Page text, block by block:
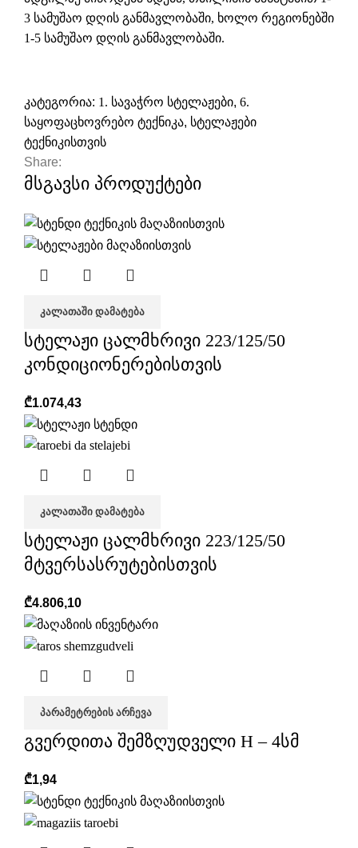
3 სამუშაო დღის განმავლობაში, ხოლო რეგიონებში
1-5 სამუშაო დღის განმავლობაში.
კატეგორია: 1. სავაჭრო სტელაჟები, 6.
საყოფაცხოვრებო ტექნიკა, სტელაჟები
ტექნიკისთვის
Share:
მსგავსი პროდუქტები
ᲙᲐᲚᲐᲗᲐᲨᲘ ᲓᲐᲛᲐᲢᲔᲑᲐ
სტელაჟი ცალმხრივი 223/125/50
კონდიციონერებისთვის
₾1.074,43
ᲙᲐᲚᲐᲗᲐᲨᲘ ᲓᲐᲛᲐᲢᲔᲑᲐ
სტელაჟი ცალმხრივი 223/125/50
მტვერსასრუტებისთვის
₾4.806,10
ᲞᲐᲠᲐᲛᲔᲢᲠᲔᲑᲘᲡ ᲐᲠᲩᲔᲕᲐ
გვერდითა შემზღუდველი H – 4სმ
₾1,94